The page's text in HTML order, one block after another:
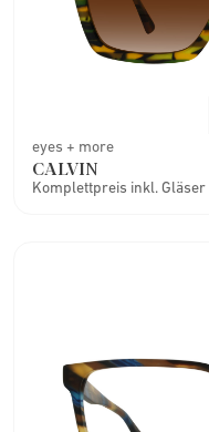
eyes + more
CALVIN
Komplettpreis inkl. Gläser